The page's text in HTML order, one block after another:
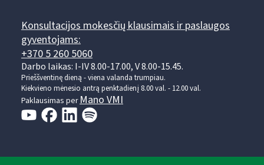
Konsultacijos mokesčių klausimais ir paslaugos
gyventojams:
+370 5 260 5060
Darbo laikas: I-IV 8.00-17.00, V 8.00-15.45.
Prieššventinę dieną - viena valanda trumpiau.
Kiekvieno mėnesio antrą penktadienį 8.00 val. - 12.00 val.
Paklausimas perMano VMI